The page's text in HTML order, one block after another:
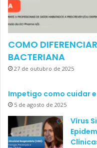
COMO
BACTERIANA
27 de outubro de 2025
Impetigo como cuidar
5 de agosto de 2025
Vírus